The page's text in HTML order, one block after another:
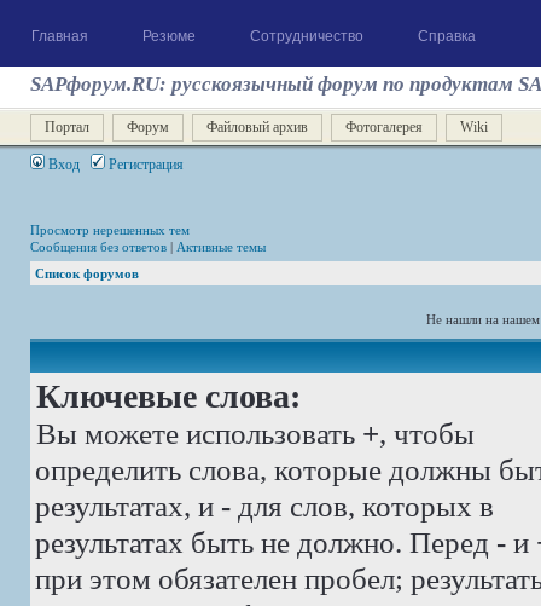
Главная Резюме Сотрудничество Справка
SAPфорум.RU: русскоязычный форум по продуктам
Портал Форум Файловый архив Фотогалерея Wiki
Вход Регистрация
Просмотр нерешенных тем
Сообщения без ответов | Активные темы
Список форумов
Не нашли на
Ключевые слова:
Вы можете использовать +, чтобы
определить слова, которые должны
результатах, и - для слов, которых в
результатах быть не должно. Перед - и
при этом обязателен пробел;